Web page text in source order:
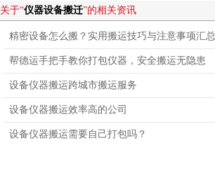
关于“仪器设备搬迁”的相关资讯
精密设备怎么搬？实用搬运技巧与注意事项汇总
帮德运手把手教你打包仪器，安全搬运无隐患
设备仪器搬运跨城市搬运服务
设备仪器搬运效率高的公司
设备仪器搬运需要自己打包吗？